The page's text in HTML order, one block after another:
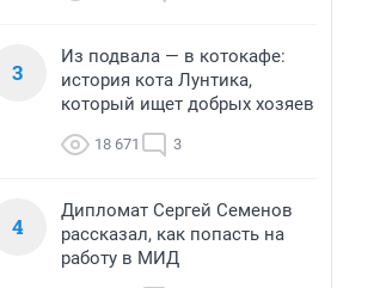
3
Из подвала — в котокафе:
история кота Лунтика,
который ищет добрых хозяев
18 671 3
4
Дипломат Сергей Семенов
рассказал, как попасть на
работу в МИД